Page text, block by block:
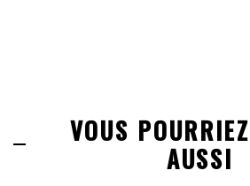
VOUS
AUSSI